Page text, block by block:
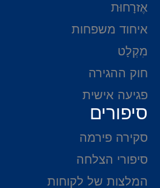
אֶזרָחוּת
איחוד משפחות
מִקְלָט
חוק ההגירה
פגיעה אישית
סיפורים
סקירה פירמה
סיפורי הצלחה
המלצות של לקוחות